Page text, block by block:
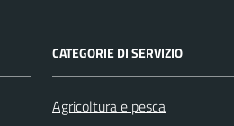
CATEGORIE DI SERVIZIO
Agricoltura e pesca